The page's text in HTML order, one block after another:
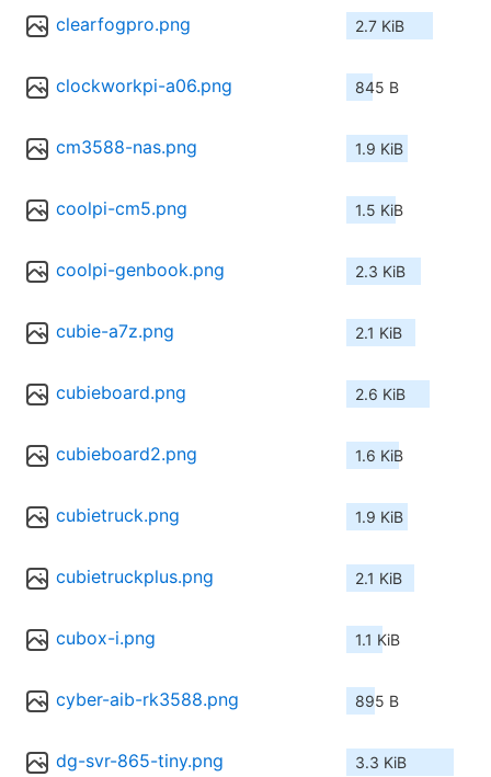
clearfogpro.png 2.7 KiB
clockworkpi-a06.png 845 B
cm3588-nas.png 1.9 KiB
coolpi-cm5.png 1.5 KiB
coolpi-genbook.png 2.3 KiB
cubie-a7z.png 2.1 KiB
cubieboard.png 2.6 KiB
cubieboard2.png 1.6 KiB
cubietruck.png 1.9 KiB
cubietruckplus.png 2.1 KiB
cubox-i.png 1.1 KiB
cyber-aib-rk3588.png 895 B
dg-svr-865-tiny.png 3.3 KiB